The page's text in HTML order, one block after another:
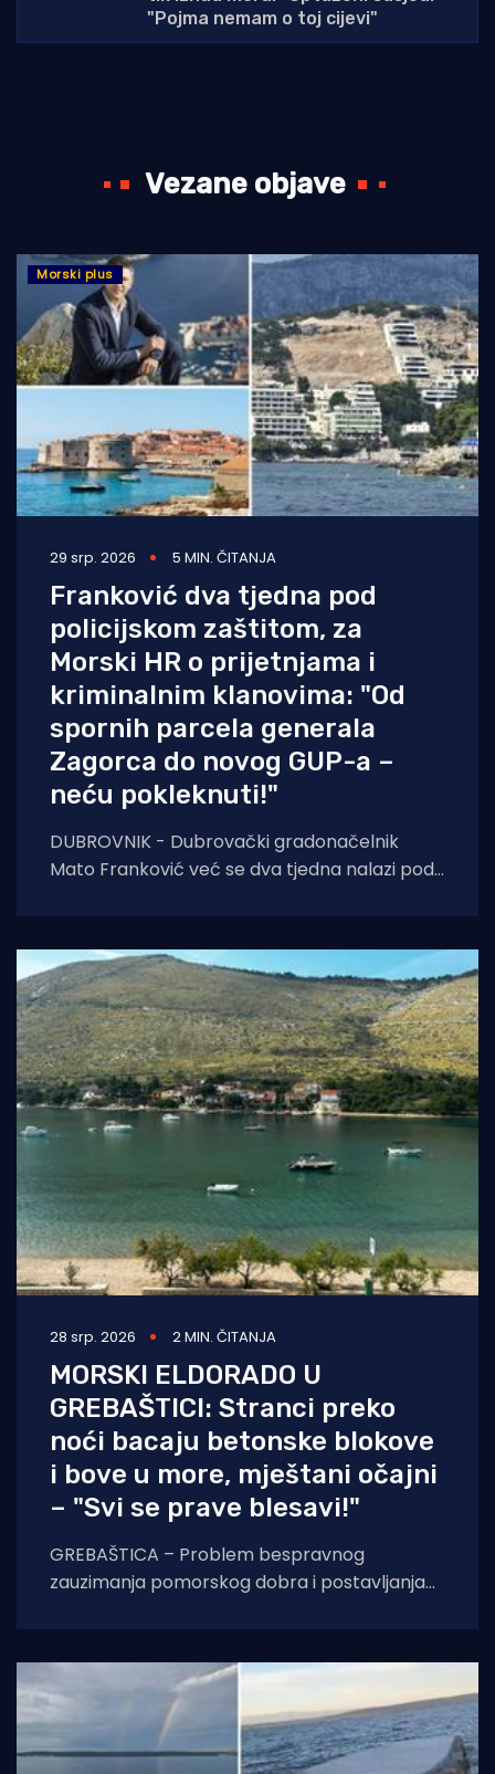
"Pojma nemam o toj cijevi"
Vezane objave
Morski plus
29 srp. 2026 5 MIN. ČITANJA
Franković dva tjedna pod
policijskom zaštitom, za
Morski HR o prijetnjama i
kriminalnim klanovima: "Od
spornih parcela generala
Zagorca do novog GUP-a –
neću pokleknuti!"
DUBROVNIK - Dubrovački gradonačelnik
Mato Franković već se dva tjedna nalazi pod
28 srp. 2026 2 MIN. ČITANJA
MORSKI ELDORADO U
GREBAŠTICI: Stranci preko
noći bacaju betonske blokove
i bove u more, mještani očajni
– "Svi se prave blesavi!"
GREBAŠTICA – Problem bespravnog
zauzimanja pomorskog dobra i postavljanja